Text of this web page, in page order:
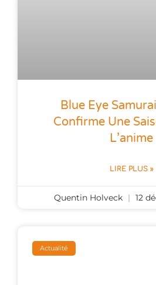
Blue Eye
Confirme Une
L’anime
LIRE PLUS »
Quentin Holveck 12
Actualité